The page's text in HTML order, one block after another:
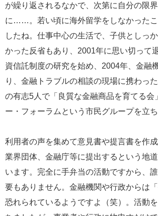
が繰り返されるなかで、次第に自分の限
に……。若い頃に海外留学をしなかったこ
したね。仕事中心の生活で、子供としっ
かった反省もあり、2001年に思い切って
資信託制度の研究を始め、2004年、金融
り、金融トラブルの相談の現場に携わっ
の有志5人で「良質な金融商品を育てる会
ー・フォーラムという市民グループを立ち
利用者の声を集めて意見書や提言書を作
業界団体、金融庁等に提出するという地
います。完全に手弁当の活動ですから、
要もありません。金融機関や行政からは
恐れられているようですよ（笑）。活動